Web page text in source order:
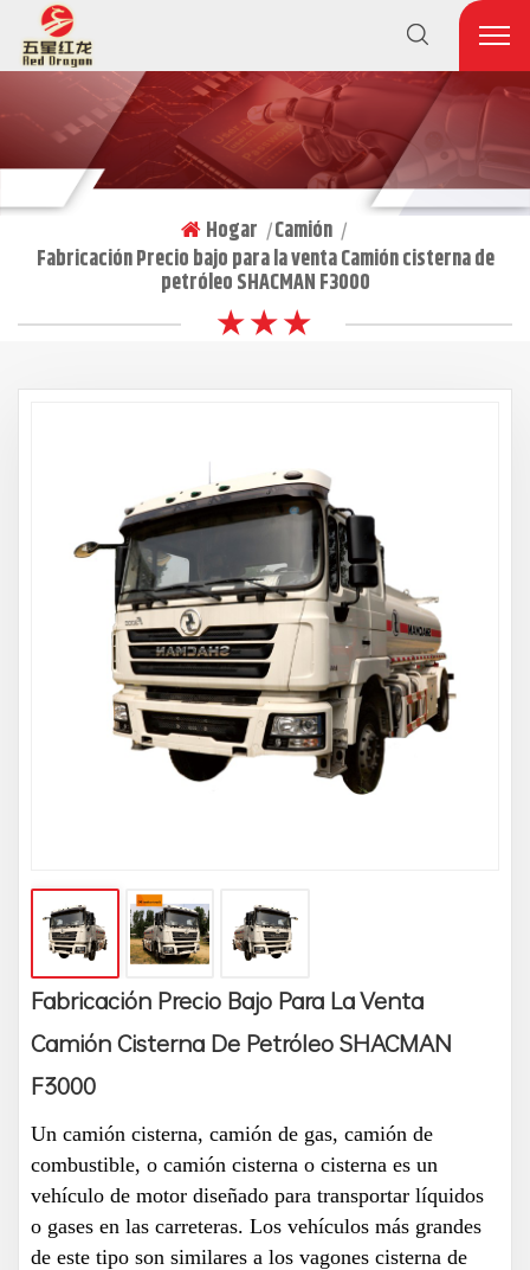
Hogar | Camión |
Fabricación Precio bajo para la venta Camión cisterna de
petróleo SHACMAN F3000
★ ★ ★
Fabricación Precio Bajo Para La Venta
Camión Cisterna De Petróleo SHACMAN
F3000
Un camión cisterna, camión de gas, camión de
combustible, o camión cisterna o cisterna es un
vehículo de motor diseñado para transportar líquidos
o gases en las carreteras. Los vehículos más grandes
de este tipo son similares a los vagones cisterna de